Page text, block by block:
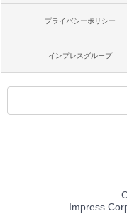
プライバシーポリシー
インプレスグループ
Impress